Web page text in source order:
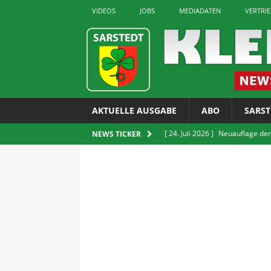
VIDEOS JOBS MEDIADATEN
AKTUELLE AUSGABE ABO
NEWS TICKER [ 24. Juli 2026 ] Neuauflage
GUT Gruppe
Sarstedter
Rettet die